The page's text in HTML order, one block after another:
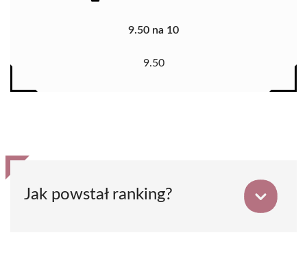
9.50 na 10
9.50
Jak powstał ranking?